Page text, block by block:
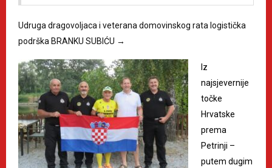
Udruga dragovoljaca i veterana domovinskog rata logistička
podrška BRANKU SUBIĆU →
Iz
najsjevernije
točke
Hrvatske
prema
Petrinji –
putem dugim